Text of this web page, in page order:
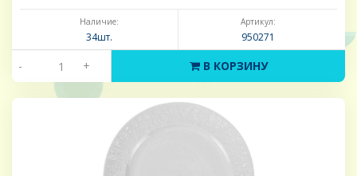
Наличие:
34шт.
Артикул:
950271
- + В КОРЗИНУ